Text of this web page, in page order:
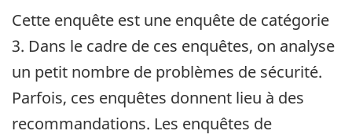
Cette enquête est une enquête de catégorie
3. Dans le cadre de ces enquêtes, on analyse
un petit nombre de problèmes de sécurité.
Parfois, ces enquêtes donnent lieu à des
recommandations. Les enquêtes de